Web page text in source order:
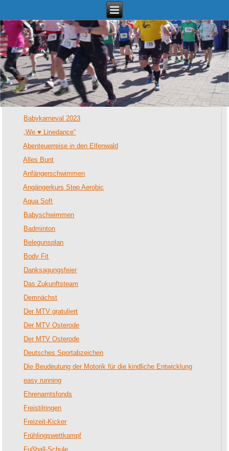
Termine
Babykarneval 2023
„We ♥ Linedance“
Abenteuerreise in den Elfenwald
Alles Bunt
Anfängerschwimmen
Angängerkurs Step Aerobic
Aqua Soft
Babyschwimmen
Badminton
Belegunsplan
Body Fit
Danksagungsfeier
Das Zukunftsteam
Demnächst
Der MTV gratuliert
Der MTV Osterode
Der MTV Osterode
Deutsches Sportabzeichen
Die Beudeutung der Motorik für die kindliche Entwicklung
easy running
Ehrenamtsfonds
Freistilringen
Freizeit-Kicker
Frühlingswettkampf
Fußball-Schule